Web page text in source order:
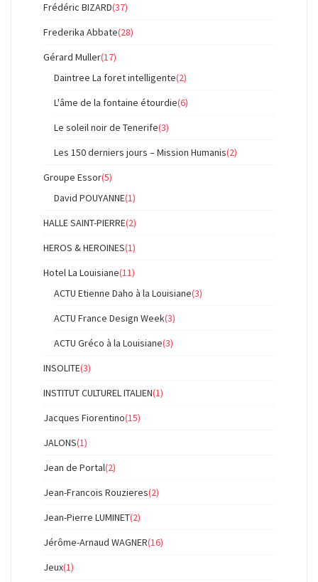
Frédéric BIZARD(37)
Frederika Abbate(28)
Gérard Muller(17)
Daintree La foret intelligente(2)
L'âme de la fontaine étourdie(6)
Le soleil noir de Tenerife(3)
Les 150 derniers jours – Mission Humanis(2)
Groupe Essor(5)
David POUYANNE(1)
HALLE SAINT-PIERRE(2)
HEROS & HEROINES(1)
Hotel La Louisiane(11)
ACTU Etienne Daho à la Louisiane(3)
ACTU France Design Week(3)
ACTU Gréco à la Louisiane(3)
INSOLITE(3)
INSTITUT CULTUREL ITALIEN(1)
Jacques Fiorentino(15)
JALONS(1)
Jean de Portal(2)
Jean-Francois Rouzieres(2)
Jean-Pierre LUMINET(2)
Jérôme-Arnaud WAGNER(16)
Jeux(1)